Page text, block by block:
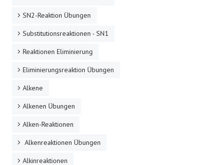
SN2-Reaktion Übungen
Substitutionsreaktionen - SN1
Reaktionen Eliminierung
Eliminierungsreaktion Übungen
Alkene
Alkenen Übungen
Alken-Reaktionen
Alkenreaktionen Übungen
Alkinreaktionen